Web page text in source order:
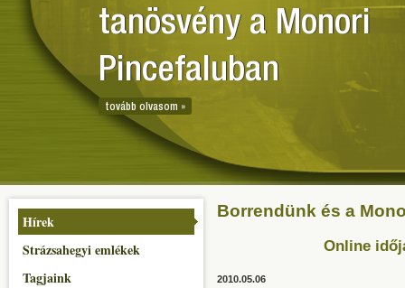
tanösvény a Monori
Pincefaluban
tovább olvasom »
Hírek
Strázsahegyi emlékek
Tagjaink
Borrendünk és a
Online
2010.05.06